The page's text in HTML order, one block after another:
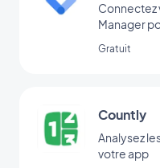
Connectez
Manager
Gratuit
Countly
Analysez
votre app